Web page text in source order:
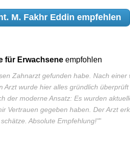
M. Fakhr Eddin empfehlen
für Erwachsene empfohlen
Zahnarzt gefunden habe. Nach einer
Arzt wurde hier alles gründlich
der moderne Ansatz: Es wurden
Vertrauen gegeben haben. Der Arzt
Absolute Empfehlung!"”